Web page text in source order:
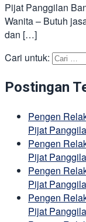
Pijat Panggilan
Wanita – Butuh
dan […]
Cari untuk:
Postingan
Pengen
Pijat
Pengen
Pijat
Pengen
Pijat
Pengen
Pijat